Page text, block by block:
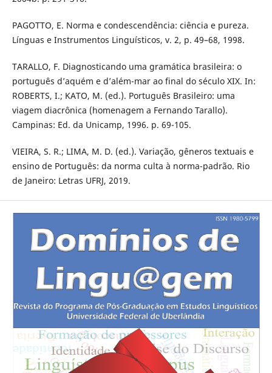
PAGOTTO, E. Norma e condescendência: ciência e pureza.
Línguas e Instrumentos Linguísticos, v. 2, p. 49–68, 1998.
TARALLO, F. Diagnosticando uma gramática brasileira: o
português d’aquém e d’além-mar ao final do século XIX. In:
ROBERTS, I.; KATO, M. (ed.). Português Brasileiro: uma
viagem diacrônica (homenagem a Fernando Tarallo).
Campinas: Ed. da Unicamp, 1996. p. 69-105.
VIEIRA, S. R.; LIMA, M. D. (ed.). Variação, gêneros textuais e
ensino de Português: da norma culta à norma-padrão. Rio
de Janeiro: Letras UFRJ, 2019.